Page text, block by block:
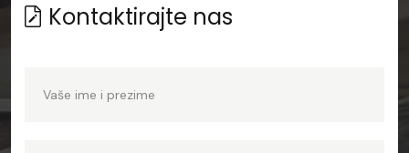
Kontaktirajte nas